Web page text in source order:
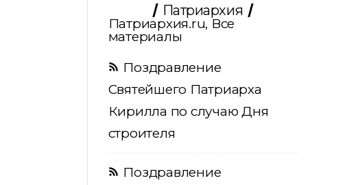
Патриархия
Патриархия.ru, Все
материалы
Поздравление
Святейшего Патриарха
Кирилла по случаю Дня
строителя
Поздравление